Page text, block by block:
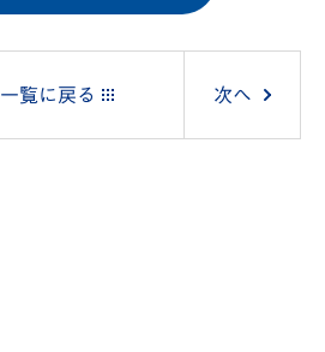
一覧に戻る 次へ